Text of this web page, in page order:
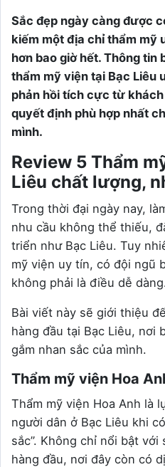
Sắc đẹp ngày càng được
kiếm một địa chỉ thẩm mỹ
hơn bao giờ hết. Thông tin
thẩm mỹ viện tại Bạc Liêu
phản hồi tích cực từ
quyết định phù hợp nhất
mình.
Review 5 Thẩm
Liêu chất lượng,
Trong thời đại ngày nay,
nhu cầu không thể thiếu,
triển như Bạc Liêu. Tuy
mỹ viện uy tín, có đội ngũ
không phải là điều dễ
Bài viết này sẽ giới thiệu
hàng đầu tại Bạc Liêu, nơi
gắm nhan sắc của mình.
Thẩm mỹ viện Hoa
Thẩm mỹ viện Hoa Anh là
người dân ở Bạc Liêu khi
sắc”. Không chỉ nổi bật
hàng đầu, nơi đây còn có